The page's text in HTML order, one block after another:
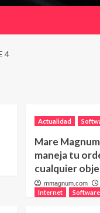
4
Actualidad
Mare
maneja tu
cualquier
mmagnum.com
Internet Software